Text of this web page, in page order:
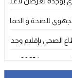
للصحة و الحماية
الصحي بإقليم وجدة
– فيفا 2025